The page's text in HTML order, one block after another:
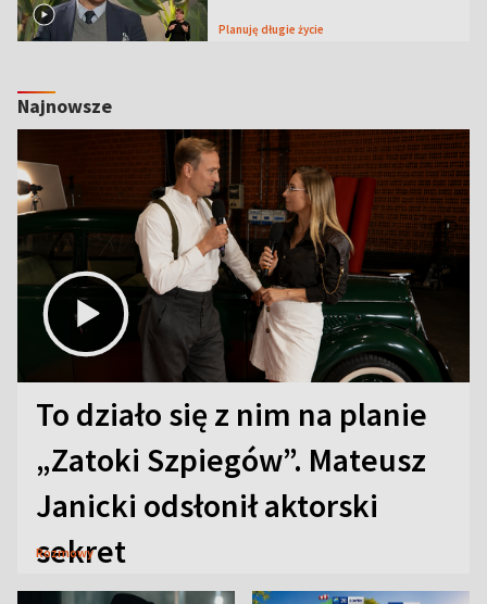
Planuję długie życie
Najnowsze
To działo się z nim na planie
„Zatoki Szpiegów”. Mateusz
Janicki odsłonił aktorski
sekret
Rozmowy